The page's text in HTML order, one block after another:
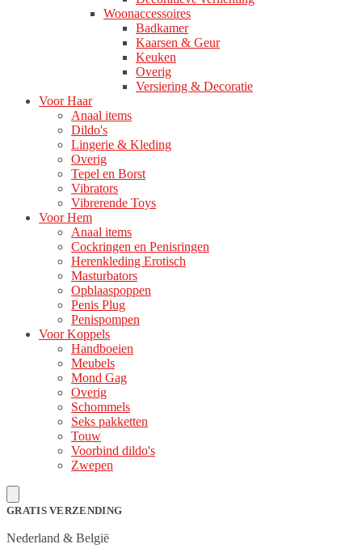
Woonaccessoires
Badkamer
Kaarsen & Geur
Keuken
Overig
Versiering & Decoratie
Voor Haar
Anaal items
Dildo's
Lingerie & Kleding
Overig
Tepel en Borst
Vibrators
Vibrerende Toys
Voor Hem
Anaal items
Cockringen en Penisringen
Herenkleding Erotisch
Masturbators
Opblaaspoppen
Penis Plug
Penispompen
Voor Koppels
Handboeien
Meubels
Mond Gag
Overig
Schommels
Seks pakketten
Touw
Voorbind dildo's
Zwepen
GRATIS VERZENDING
Nederland & België